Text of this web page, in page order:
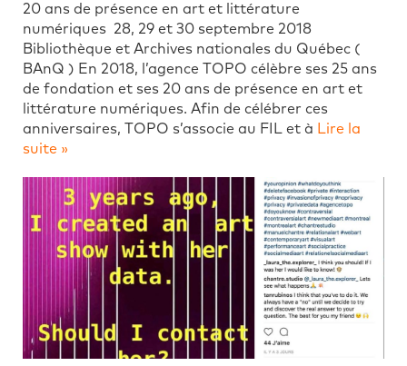
20 ans de présence en art et littérature
numériques 28, 29 et 30 septembre 2018
Bibliothèque et Archives nationales du Québec (
BAnQ ) En 2018, l’agence TOPO célèbre ses 25 ans
de fondation et ses 20 ans de présence en art et
littérature numériques. Afin de célébrer ces
anniversaires, TOPO s’associe au FIL et à Lire la
suite »